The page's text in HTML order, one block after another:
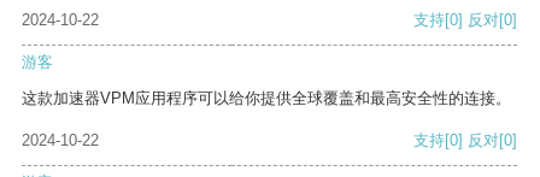
2024-10-22
支持[0] 反对[0]
游客
这款加速器VPM应用程序可以给你提供全球覆盖和最高安全性的连接。
2024-10-22 支持[0] 反对[0]